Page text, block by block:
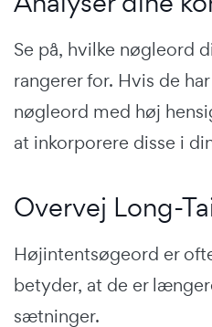
Se på, hvilke nøgleord
rangerer for. Hvis de
nøgleord med høj
at inkorporere disse i
Overvej Long-
Højintentsøgeord er
betyder, at de er
sætninger.